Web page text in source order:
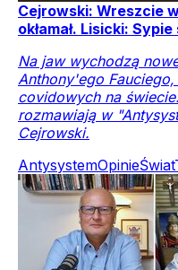
Cejrowski: Wreszcie
okłamał. Lisicki:
Na jaw wychodzą
Anthony'ego
covidowych na
rozmawiają w
Cejrowski.
AntysystemOpinieŚwiat